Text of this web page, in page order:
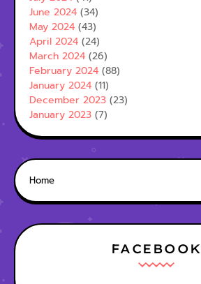
June 2024 (34)
May 2024 (43)
April 2024 (24)
March 2024 (26)
February 2024 (88)
January 2024 (11)
December 2023 (23)
January 2023 (7)
Home
FACEBOOK